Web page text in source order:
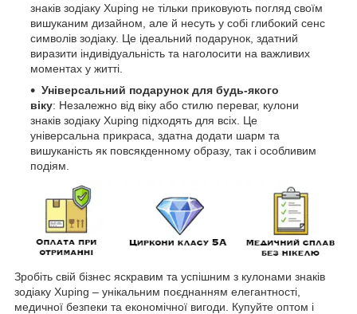
знаків зодіаку Xuping не тільки приковують погляд своїм
вишуканим дизайном, але й несуть у собі глибокий сенс
символів зодіаку. Це ідеальний подарунок, здатний
виразити індивідуальність та наголосити на важливих
моментах у житті.
Універсальний подарунок для будь-якого
віку: Незалежно від віку або стилю переваг, кулони
знаків зодіаку Xuping підходять для всіх. Це
універсальна прикраса, здатна додати шарм та
вишуканість як повсякденному образу, так і особливим
подіям.
Зробіть свій бізнес яскравим та успішним з кулонами знаків
зодіаку Xuping – унікальним поєднанням елегантності,
медичної безпеки та економічної вигоди. Купуйте оптом і